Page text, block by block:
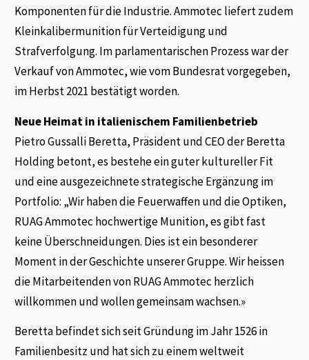
Komponenten für die Industrie. Ammotec liefert zudem
Kleinkalibermunition für Verteidigung und
Strafverfolgung. Im parlamentarischen Prozess war der
Verkauf von Ammotec, wie vom Bundesrat vorgegeben,
im Herbst 2021 bestätigt worden.
Neue Heimat in italienischem Familienbetrieb
Pietro Gussalli Beretta, Präsident und CEO der Beretta
Holding betont, es bestehe ein guter kultureller Fit
und eine ausgezeichnete strategische Ergänzung im
Portfolio: „Wir haben die Feuerwaffen und die Optiken,
RUAG Ammotec hochwertige Munition, es gibt fast
keine Überschneidungen. Dies ist ein besonderer
Moment in der Geschichte unserer Gruppe. Wir heissen
die Mitarbeitenden von RUAG Ammotec herzlich
willkommen und wollen gemeinsam wachsen.»
Beretta befindet sich seit Gründung im Jahr 1526 in
Familienbesitz und hat sich zu einem weltweit